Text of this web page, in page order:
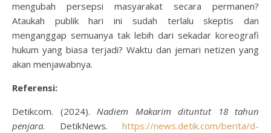
mengubah persepsi masyarakat secara permanen?
Ataukah publik hari ini sudah terlalu skeptis dan
menganggap semuanya tak lebih dari sekadar koreografi
hukum yang biasa terjadi? Waktu dan jemari netizen yang
akan menjawabnya.
Referensi:
Detikcom. (2024). Nadiem Makarim dituntut 18 tahun
penjara. DetikNews. https://news.detik.com/berita/d-